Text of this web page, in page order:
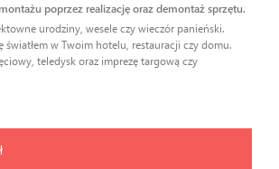
poprzez realizację oraz demontaż sprzętu.
urodziny, wesele czy wieczór panieński.
światłem w Twoim hotelu, restauracji czy domu.
teledysk oraz imprezę targową czy